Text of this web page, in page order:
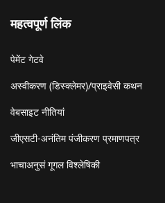
महत्वपूर्ण लिंक
पेमेंट गेटवे
अस्वीकरण (डिस्क्लेमर)/प्राइवेसी कथन
वेबसाइट नीतियां
जीएसटी-अनंतिम पंजीकरण प्रमाणपत्र
भाचाअनुसं गूगल विश्लेषिकी